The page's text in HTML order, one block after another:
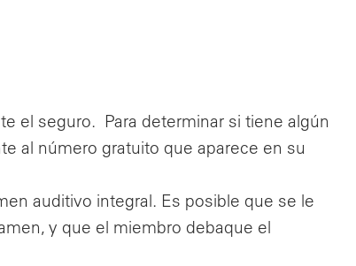
el seguro. Para determinar si tiene algún
al número gratuito que aparece en su
auditivo integral. Es posible que se le
y que el miembro debaque el